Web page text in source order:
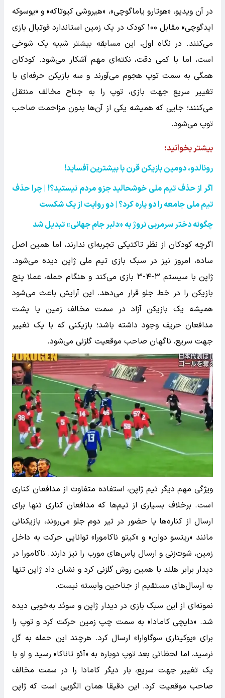
در آن ویدیو، «هوتارو یاماگوچی»، «هیروشی کیوتاکه» و «یوسوکه
ایدگوچی» مقابل ۱۰۰ کودک در یک زمین استاندارد فوتبال بازی
می‌کنند. در نگاه اول، این مسابقه بیشتر شبیه یک شوخی
است، اما با کمی دقت، نکته‌ای مهم آشکار می‌شود. کودکان
همگی به سمت توپ هجوم می‌آورند و سه بازیکن حرفه‌ای با
تغییر سریع جهت بازی، توپ را به جناح مخالف منتقل
می‌کنند؛ جایی که همیشه یکی از آن‌ها بدون مزاحمت صاحب
توپ می‌شود.
بیشتر بخوانید:‌
رونالدو، دومین بازیکن قرن با بیشترین آفساید!
اگر از حذف تیم ملی خوشحالید جزو مردم نیستید؟!‌ | چرا حذف
تیم ملی جامعه را دو پاره کرد؟ | دو روایت از یک شکست
چگونه دختر سرمربی نروژ به «دلبر جام جهانی» تبدیل شد
اگرچه کودکان از نظر تاکتیکی تجربه‌ای ندارند، اما همین اصل
ساده، امروز نیز در سبک بازی تیم ملی ژاپن دیده می‌شود.
ژاپن با سیستم ۳-۴-۳ بازی می‌کند و هنگام حمله، عملا پنج
بازیکن را در خط جلو قرار می‌دهد. این آرایش باعث می‌شود
همیشه یک بازیکن آزاد در سمت مخالف زمین یا پشت
مدافعان حریف وجود داشته باشد؛ بازیکنی که با یک تغییر
جهت سریع، ناگهان صاحب موقعیت گلزنی می‌شود.
ویژگی مهم دیگر تیم ژاپن، استفاده متفاوت از مدافعان کناری
است. برخلاف بسیاری از تیم‌ها که مدافعان کناری تنها برای
ارسال از کناره‌ها یا حضور در تیر دوم جلو می‌روند، بازیکنانی
مانند «ریتسو دوان» و «کیتو ناکامورا» توانایی حرکت به داخل
زمین، شوت‌زنی و ارسال پاس‌های مورب را نیز دارند. ناکامورا در
دیدار برابر هلند با همین روش گلزنی کرد و نشان داد ژاپن تنها
به ارسال‌های مستقیم از جناحین وابسته نیست.
نمونه‌ای از این سبک بازی در دیدار ژاپن و سوئد به‌خوبی دیده
شد. «دایچی کامادا» به سمت چپ زمین حرکت کرد و توپ را
برای «یوکیناری سوگاوارا» ارسال کرد. هرچند این حمله به گل
نرسید، اما لحظاتی بعد توپ دوباره به «آئو تاناکا» رسید و او با
یک تغییر جهت سریع، بار دیگر کامادا را در سمت مخالف
صاحب موقعیت کرد. این دقیقا همان الگویی است که ژاپن